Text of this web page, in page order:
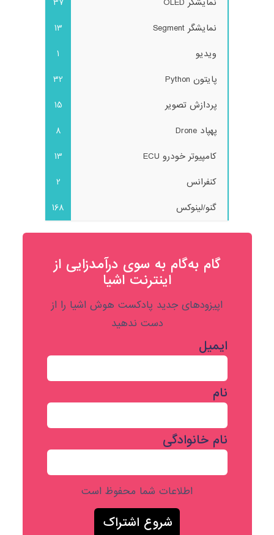
نمایشگر Segment
13
ویدیو
1
پایتون Python
32
پردازش تصویر
15
پهپاد Drone
8
کامپیوتر خودرو ECU
13
کنفرانس
2
گنو/لینوکس
168
گام به‌گام به‌ سوی درآمدزایی از
اینترنت اشیا
اپیزودهای جدید پادکست هوش اشیا را از
دست ندهید
ایمیل
نام
نام خانوادگی
اطلاعات شما محفوظ است